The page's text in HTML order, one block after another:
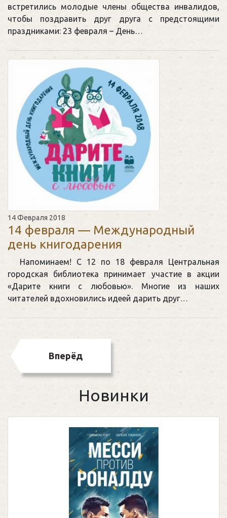
встретились молодые члены общества инвалидов,
чтобы поздравить друг друга с предстоящими
праздниками: 23 февраля – День…
14 Февраля 2018
14 февраля — Международный
день книгодарения
Напоминаем! С 12 по 18 февраля Центральная
городская библиотека принимает участие в акции
«Дарите книги с любовью». Многие из наших
читателей вдохновились идеей дарить друг…
Вперёд
Новинки